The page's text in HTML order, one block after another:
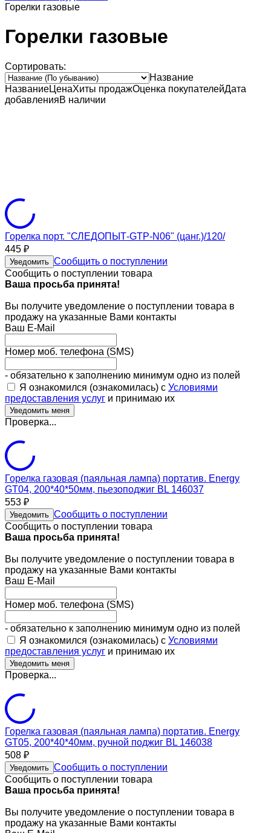
Горелки газовые
Горелки газовые
Сортировать:
Название
НазваниеЦенаХиты продажОценка покупателейДата
добавленияВ наличии
Горелка порт. "СЛЕДОПЫТ-GTP-N06" (цанг.)/120/
445 ₽
Уведомить Сообщить о поступлении
Сообщить о поступлении товара
Ваша просьба принята!
Вы получите уведомление о поступлении товара в
продажу на указанные Вами контакты
Ваш E-Mail
Номер моб. телефона (SMS)
- обязательно к заполнению минимум одно из полей
Я ознакомился (ознакомилась) с Условиями
предоставления услуг и принимаю их
Проверка...
Горелка газовая (паяльная лампа) портатив. Energy
GT04, 200*40*50мм, пьезоподжиг BL 146037
553 ₽
Уведомить Сообщить о поступлении
Сообщить о поступлении товара
Ваша просьба принята!
Вы получите уведомление о поступлении товара в
продажу на указанные Вами контакты
Ваш E-Mail
Номер моб. телефона (SMS)
- обязательно к заполнению минимум одно из полей
Я ознакомился (ознакомилась) с Условиями
предоставления услуг и принимаю их
Проверка...
Горелка газовая (паяльная лампа) портатив. Energy
GT05, 200*40*40мм, ручной поджиг BL 146038
508 ₽
Уведомить Сообщить о поступлении
Сообщить о поступлении товара
Ваша просьба принята!
Вы получите уведомление о поступлении товара в
продажу на указанные Вами контакты